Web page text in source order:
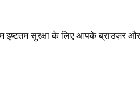
सुरक्षा के लिए आपके ब्राउज़र